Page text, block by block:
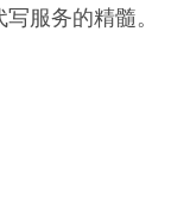
服务的精髓。